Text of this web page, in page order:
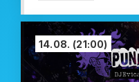
14.08. (21:00)